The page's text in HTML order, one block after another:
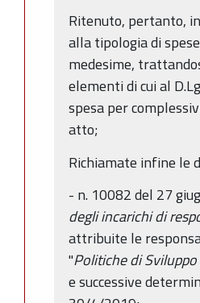
Ritenuto, pertanto,
alla tipologia di
medesime,
elementi di cui al
spesa per
atto;
Richiamate infine le
- n. 10082 del 27
degli incarichi di
attribuite le
"Politiche di
e successive